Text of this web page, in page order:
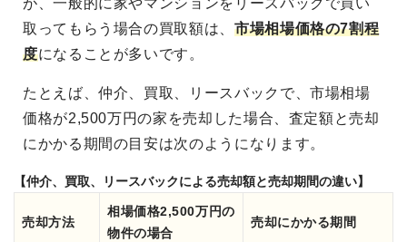
が、一般的に家やマンションをリースバックで買い
取ってもらう場合の買取額は、 市場相場価格の7割程
度になることが多いです。
たとえば、仲介、買取、リースバックで、市場相場
価格が2,500万円の家を売却した場合、査定額と売却
にかかる期間の目安は次のようになります。
【仲介、買取、リースバックによる売却額と売却期間の違い】
売却方法
相場価格2,500万円の
物件の場合
売却にかかる期間